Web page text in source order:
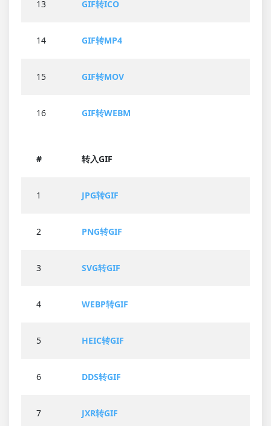
13 GIF转ICO
14 GIF转MP4
15 GIF转MOV
16 GIF转WEBM
# 转入GIF
1 JPG转GIF
2 PNG转GIF
3 SVG转GIF
4 WEBP转GIF
5 HEIC转GIF
6 DDS转GIF
7 JXR转GIF